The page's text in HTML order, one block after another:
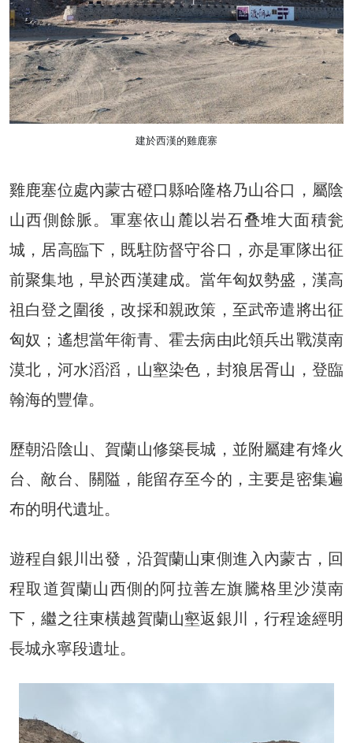
建於西漢的雞鹿寨
雞鹿塞位處內蒙古磴口縣哈隆格乃山谷口，屬陰
山西側餘脈。軍塞依山麓以岩石叠堆大面積瓮
城，居高臨下，既駐防督守谷口，亦是軍隊出征
前聚集地，早於西漢建成。當年匈奴勢盛，漢高
祖白登之圍後，改採和親政策，至武帝遣將出征
匈奴；遙想當年衛青、霍去病由此領兵出戰漠南
漠北，河水滔滔，山壑染色，封狼居胥山，登臨
翰海的豐偉。
歷朝沿陰山、賀蘭山修築長城，並附屬建有烽火
台、敵台、關隘，能留存至今的，主要是密集遍
布的明代遺址。
遊程自銀川出發，沿賀蘭山東側進入內蒙古，回
程取道賀蘭山西側的阿拉善左旗騰格里沙漠南
下，繼之往東橫越賀蘭山壑返銀川，行程途經明
長城永寧段遺址。